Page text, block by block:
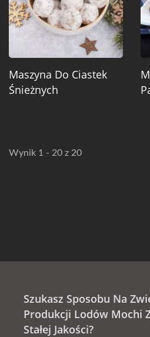
Maszyna Do Ciastek
Śnieżnych
Wynik 1 - 20 z 20
Szukasz Sposobu Na
Produkcji Lodów Mochi
Stałej Jakości?